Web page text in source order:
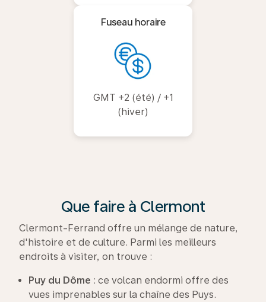
Fuseau horaire
GMT +2 (été) / +1
(hiver)
Que faire à Clermont
Clermont-Ferrand offre un mélange de nature,
d'histoire et de culture. Parmi les meilleurs
endroits à visiter, on trouve :
Puy du Dôme : ce volcan endormi offre des
vues imprenables sur la chaîne des Puys.